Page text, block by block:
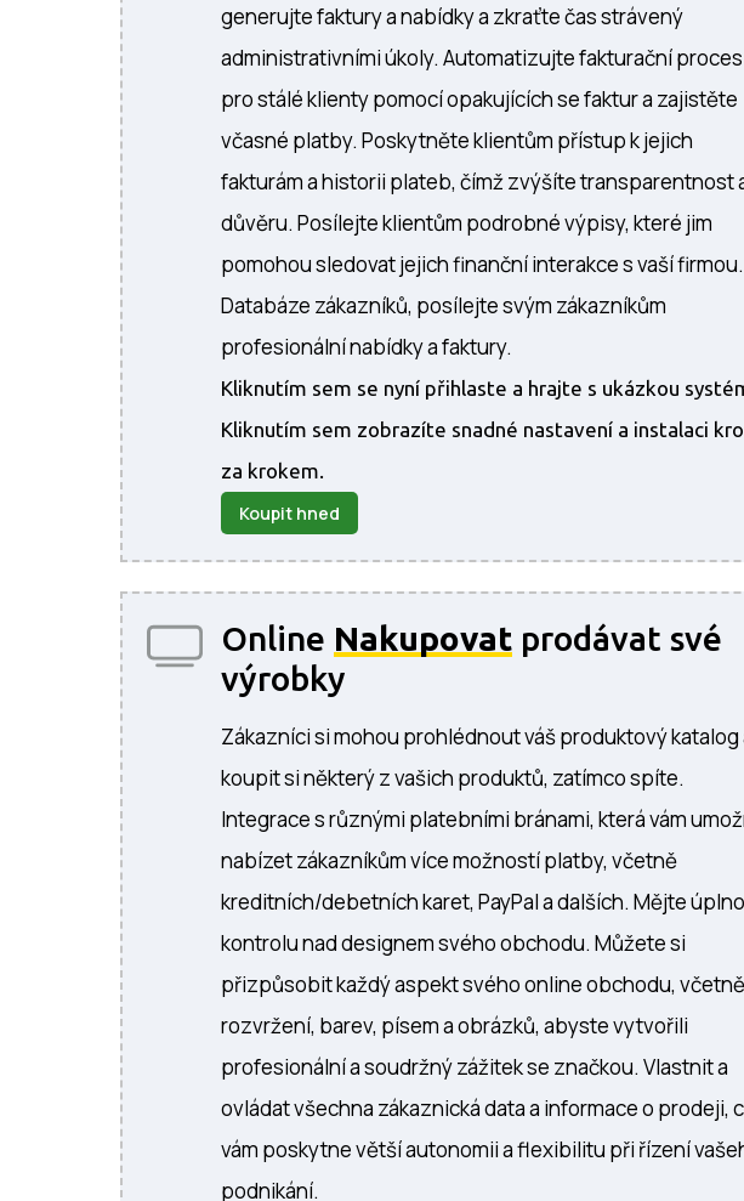
generujte faktury a nabídky a zkraťte čas strávený
administrativními úkoly. Automatizujte fakturační proces
pro stálé klienty pomocí opakujících se faktur a zajistěte
včasné platby. Poskytněte klientům přístup k jejich
fakturám a historii plateb, čímž zvýšíte transparentnost
důvěru. Posílejte klientům podrobné výpisy, které jim
pomohou sledovat jejich finanční interakce s vaší firmou.
Databáze zákazníků, posílejte svým zákazníkům
profesionální nabídky a faktury.
Kliknutím sem se nyní přihlaste a hrajte s ukázkou
Kliknutím sem zobrazíte snadné nastavení a instalaci
za krokem.
Koupit hned
Online Nakupovat prodávat své
výrobky
Zákazníci si mohou prohlédnout váš produktový katalog
koupit si některý z vašich produktů, zatímco spíte.
Integrace s různými platebními bránami, která vám
nabízet zákazníkům více možností platby, včetně
kreditních/debetních karet, PayPal a dalších. Mějte
kontrolu nad designem svého obchodu. Můžete si
přizpůsobit každý aspekt svého online obchodu, včetně
rozvržení, barev, písem a obrázků, abyste vytvořili
profesionální a soudržný zážitek se značkou. Vlastnit a
ovládat všechna zákaznická data a informace o prodeji,
vám poskytne větší autonomii a flexibilitu při řízení
podnikání.